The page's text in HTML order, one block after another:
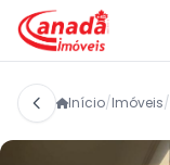
Início/Imóveis/